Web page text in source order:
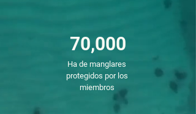
Ha de manglares
protegidos por los
miembros
70,000